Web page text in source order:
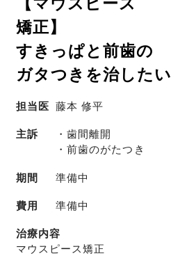
矯正】
すきっぱと前歯の
ガタつきを治したい
担当医 藤本 修平
主訴
・歯間離開
・前歯のがたつき
期間 準備中
費用 準備中
治療内容
マウスピース矯正